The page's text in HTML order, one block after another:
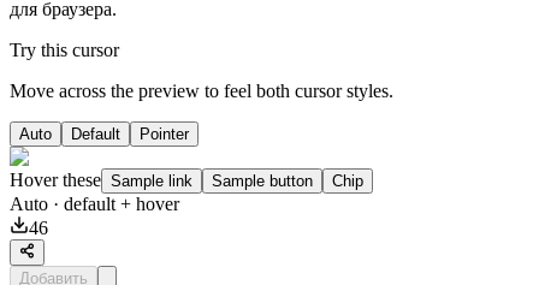
для браузера.
Try this cursor
Move across the preview to feel both cursor styles.
Auto Default Pointer
Hover these Sample link Sample button Chip
Auto · default + hover
46
Добавить